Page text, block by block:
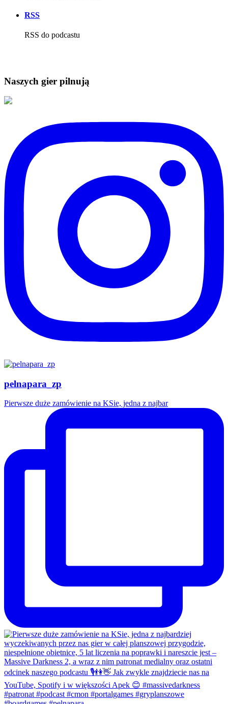
RSS
RSS do podcastu
Naszych gier pilnują
pelnapara_zp
Pierwsze duże zamówienie na KSie, jedna z najbar